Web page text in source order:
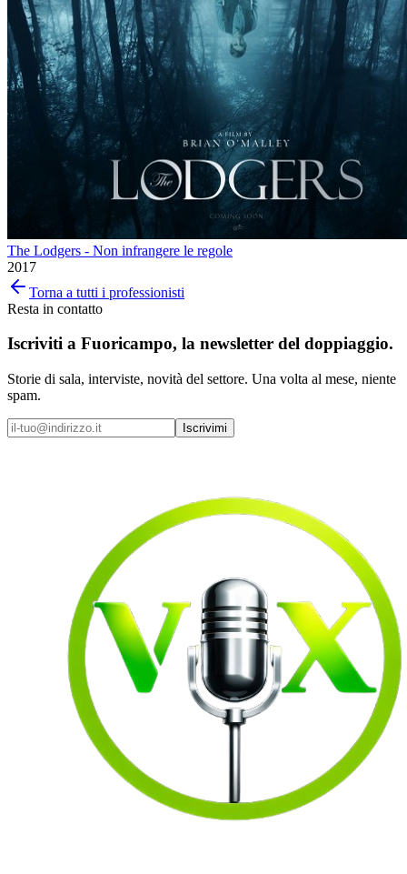
The Lodgers - Non infrangere le regole
2017
Torna a tutti i professionisti
Resta in contatto
Iscriviti a Fuoricampo, la newsletter del doppiaggio.
Storie di sala, interviste, novità del settore. Una volta al mese, niente
spam.
Iscrivimi